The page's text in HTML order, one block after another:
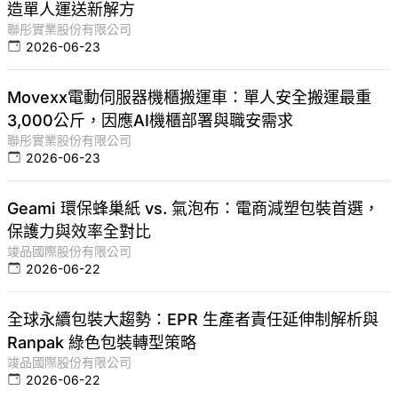
造單人運送新解方
聯彤實業股份有限公司
2026-06-23
Movexx電動伺服器機櫃搬運車：單人安全搬運最重
3,000公斤，因應AI機櫃部署與職安需求
聯彤實業股份有限公司
2026-06-23
Geami 環保蜂巢紙 vs. 氣泡布：電商減塑包裝首選，
保護力與效率全對比
竣品國際股份有限公司
2026-06-22
全球永續包裝大趨勢：EPR 生產者責任延伸制解析與
Ranpak 綠色包裝轉型策略
竣品國際股份有限公司
2026-06-22